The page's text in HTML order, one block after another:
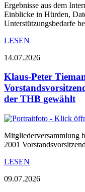
Ergebnisse aus dem
Einblicke in Hürden,
Unterstützungsbedarfe
LESEN
14.07.2026
Klaus-Peter
der THB gewählt
Mitgliederversammlung
2001
LESEN
09.07.2026